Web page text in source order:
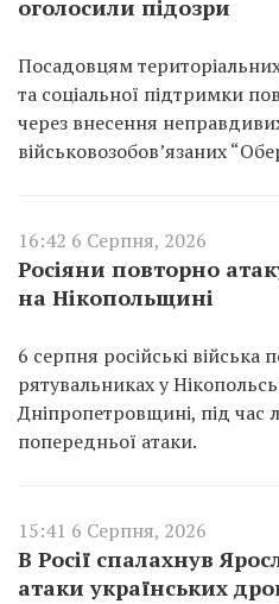
оголосили підозри
Посадовцям
та соціальної підтримки
через внесення
військовозобов’язаних
16:42 6 Серпня, 2026
Росіяни повторно
на Нікопольщині
6 серпня російські
рятувальниках у
Дніпропетровщині, під час
попередньої атаки.
15:41 6 Серпня, 2026
В Росії спалахнув
атаки українських